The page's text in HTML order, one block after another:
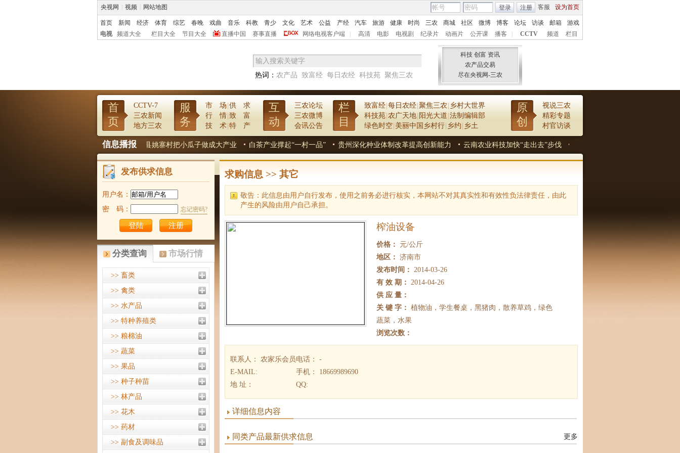
央视网 视频 网站地图 客服 设为首页
登录 注册
首页 新闻 经济 体育 综艺 春晚 戏曲 音乐 科教 青少 文化 艺术 公益 产经 汽车 旅游 健康 时尚 三农 商城 社区 微博 博客 论坛 访谈 邮箱
游戏
电视
频道大全 栏目大全 节目大全 直播中国 赛事直播 网络电视客户端 高清 电影 电视剧 纪录片 动画片 公开课 播客 CCTV 频道 栏目
科技 创富 资讯
农产品交易
尽在央视网-三农
热词： 农产品 致富经 每日农经 科技苑 聚焦三农
首
页
CCTV-7
三农新闻
地方三农
服
务
市 场 供 求
行 情 致 富
技 术 特 产
互
动
三农论坛
三农微博
会讯公告
栏
目
致富经 每日农经 聚焦三农 乡村大世界
科技苑 农广天地 阳光大道 法制编辑部
绿色时空 美丽中国乡村行 乡约 乡土
原
创
视说三农
精彩专题
村官访谈
信息播报
产业化是城镇化的加速器 夏津县姚寨村把小瓜子做成大产业 白茶产业撑起“一村一品” 贵州深化种业体制改革提高创新能力 云南农业科技加快“走出去”步伐 青海省农牧民专业合作社发展推进观
发布供求信息
用户名：
密 码：
忘记密码?
注册
分类查询 市场行情
>> 畜类
>> 禽类
>> 水产品
>> 特种养殖类
>> 粮棉油
>> 蔬菜
>> 果品
>> 种子种苗
>> 林产品
>> 花木
>> 药材
>> 副食及调味品
求购信息 >> 其它
敬告：此信息由用户自行发布，使用之前务必进行核实，本网站不对其真实性和有效性负法律责任，由此
产生的风险由用户自己承担。
榨油设备
价格：
元/公斤
地区： 济南市
发布时间： 2014-03-26
有 效 期： 2014-04-26
供 应 量：
关 键 字： 植物油，学生餐桌，黑猪肉，散养草鸡，绿色
蔬菜，水果
浏览次数：
联系人： 农家乐会员电话： -
E-MAIL:
手机： 18669989690
地 址：
QQ:
详细信息内容
同类产品最新供求信息 更多